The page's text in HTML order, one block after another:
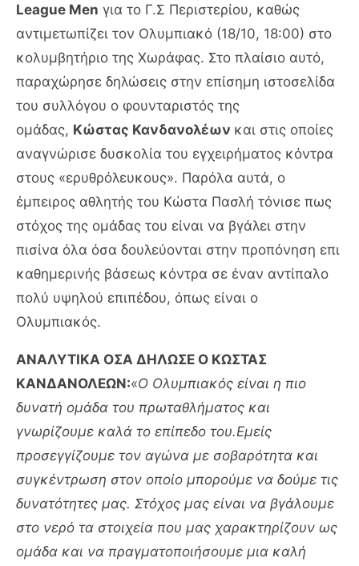
League Men για το Γ.Σ Περιστερίου, καθώς
αντιμετωπίζει τον Ολυμπιακό (18/10, 18:00) στο
κολυμβητήριο της Χωράφας. Στο πλαίσιο αυτό,
παραχώρησε δηλώσεις στην επίσημη ιστοσελίδα
του συλλόγου ο φουνταριστός της
ομάδας, Κώστας Κανδανολέων και στις οποίες
αναγνώρισε δυσκολία του εγχειρήματος κόντρα
στους «ερυθρόλευκους». Παρόλα αυτά, ο
έμπειρος αθλητής του Κώστα Πασλή τόνισε πως
στόχος της ομάδας του είναι να βγάλει στην
πισίνα όλα όσα δουλεύονται στην προπόνηση επι
καθημερινής βάσεως κόντρα σε έναν αντίπαλο
πολύ υψηλού επιπέδου, όπως είναι ο
Ολυμπιακός.
ΑΝΑΛΥΤΙΚΑ ΟΣΑ ΔΗΛΩΣΕ Ο ΚΩΣΤΑΣ
ΚΑΝΔΑΝΟΛΕΩΝ:«Ο Ολυμπιακός είναι η πιο
δυνατή ομάδα του πρωταθλήματος και
γνωρίζουμε καλά το επίπεδο του.Εμείς
προσεγγίζουμε τον αγώνα με σοβαρότητα και
συγκέντρωση στον οποίο μπορούμε να δούμε τις
δυνατότητες μας. Στόχος μας είναι να βγάλουμε
στο νερό τα στοιχεία που μας χαρακτηρίζουν ως
ομάδα και να πραγματοποιήσουμε μια καλή